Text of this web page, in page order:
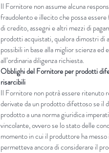
Il Fornitore non assume alcuna
fraudolento e illecito che possa
di credito, assegni e altri mezzi di
prodotti acquistati, qualora dimostri
possibili in base alla miglior scienza ed
all’ordinaria diligenza richiesta.
Obblighi del Fornitore per prodotti
risarcibili
Il Fornitore non potrà essere ritenuto
derivate da un prodotto difettoso se il
prodotto a una norma giuridica
vincolante, ovvero se lo stato delle
momento in cui il produttore ha
permetteva ancora di considerare il